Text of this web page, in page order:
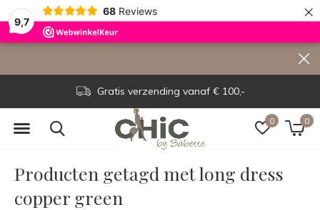
9,7
68 Reviews ×
0 0
Gratis verzending vanaf € 100,-
Producten getagd met long dress
copper green